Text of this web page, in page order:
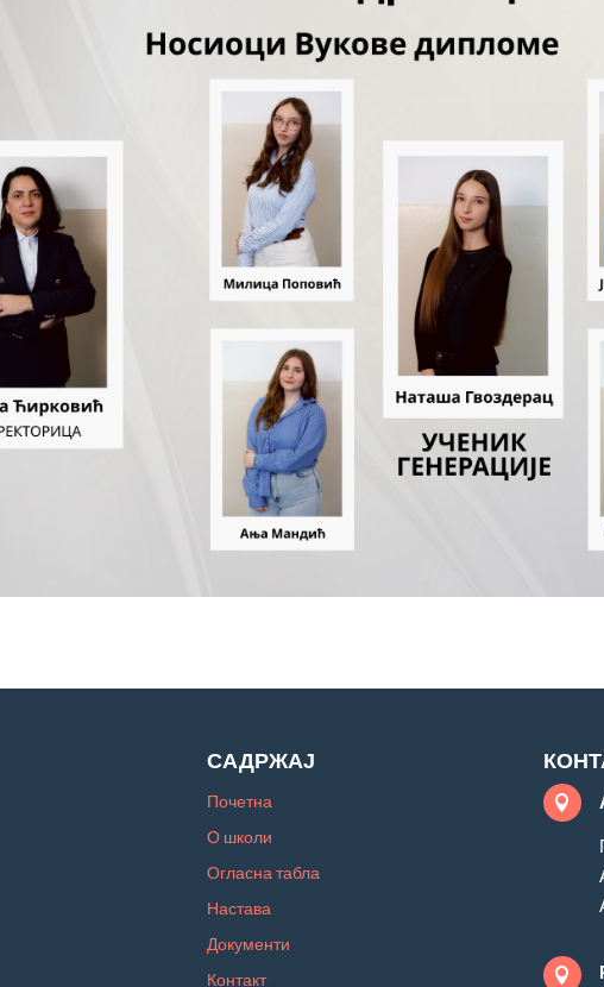
САДРЖАЈ
Почетна
О школи
Огласна табла
Настава
Документи
Контакт

